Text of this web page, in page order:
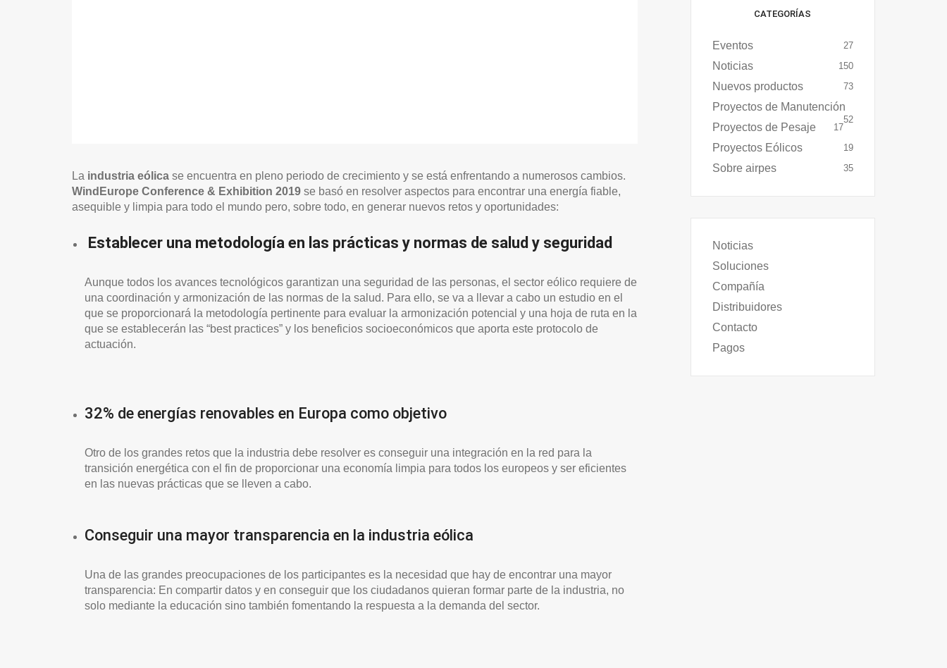
La industria eólica se encuentra en pleno periodo de crecimiento y se está enfrentando a numerosos cambios.
WindEurope Conference & Exhibition 2019 se basó en resolver aspectos para encontrar una energía fiable,
asequible y limpia para todo el mundo pero, sobre todo, en generar nuevos retos y oportunidades:
Establecer una metodología en las prácticas y normas de salud y seguridad
Aunque todos los avances tecnológicos garantizan una seguridad de las personas, el sector eólico requiere de
una coordinación y armonización de las normas de la salud. Para ello, se va a llevar a cabo un estudio en el
que se proporcionará la metodología pertinente para evaluar la armonización potencial y una hoja de ruta en la
que se establecerán las “best practices” y los beneficios socioeconómicos que aporta este protocolo de
actuación.
32% de energías renovables en Europa como objetivo
Otro de los grandes retos que la industria debe resolver es conseguir una integración en la red para la
transición energética con el fin de proporcionar una economía limpia para todos los europeos y ser eficientes
en las nuevas prácticas que se lleven a cabo.
Conseguir una mayor transparencia en la industria eólica
Una de las grandes preocupaciones de los participantes es la necesidad que hay de encontrar una mayor
transparencia: En compartir datos y en conseguir que los ciudadanos quieran formar parte de la industria, no
solo mediante la educación sino también fomentando la respuesta a la demanda del sector.
CATEGORÍAS
Eventos 27
Noticias 150
Nuevos productos 73
Proyectos de Manutención
52
Proyectos de Pesaje 17
Proyectos Eólicos 19
Sobre airpes 35
Noticias
Soluciones
Compañía
Distribuidores
Contacto
Pagos